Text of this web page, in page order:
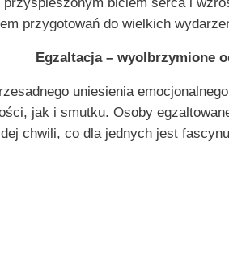
przygotowań do wielkich
Egzaltacja – wyolbrzymione
uniesienia
jak i smutku. Osoby
chwili, co dla jednych jest